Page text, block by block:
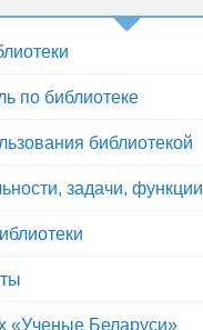
по библиотеке
библиотекой
задачи, функции
«Ученые Беларуси»